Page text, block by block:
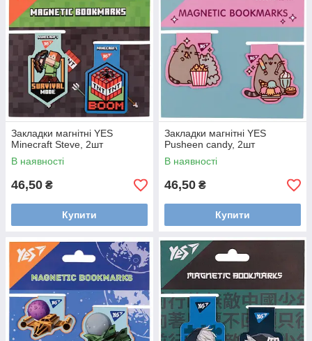
Закладки магнітні YES
Minecraft Steve, 2шт
В наявності
46,50 ₴
Купити
Закладки магнітні YES
Pusheen candy, 2шт
В наявності
46,50 ₴
Купити